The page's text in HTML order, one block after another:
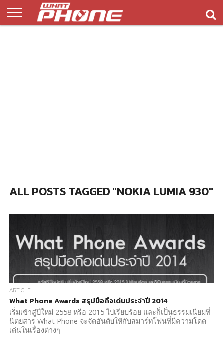
ALL POSTS TAGGED "NOKIA LUMIA 930"
ARTICLE
What Phone Awards สรุปมือถือเด่นประจำปี 2014
เริ่มเข้าสู่ปีใหม่ 2558 หรือ 2015 ไปเรียบร้อย และก็เป็นธรรมเนียมที่
นิตยสาร What Phone จะจัดอันดับให้กับสมาร์ทโฟนที่มีความโดด
เด่นในเรื่องต่างๆ